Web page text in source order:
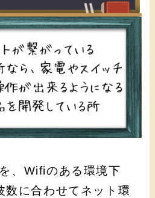
、Wifiのある環境下
に合わせてネット環